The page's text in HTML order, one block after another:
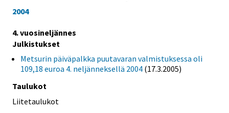
2004
4. vuosineljännes
Julkistukset
Metsurin päiväpalkka puutavaran valmistuksessa oli
109,18 euroa 4. neljänneksellä 2004 (17.3.2005)
Taulukot
Liitetaulukot